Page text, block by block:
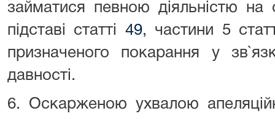
займатися певною діяльністю
підставі статті 49, частини 5
призначеного покарання у
давності.
6. Оскарженою ухвалою